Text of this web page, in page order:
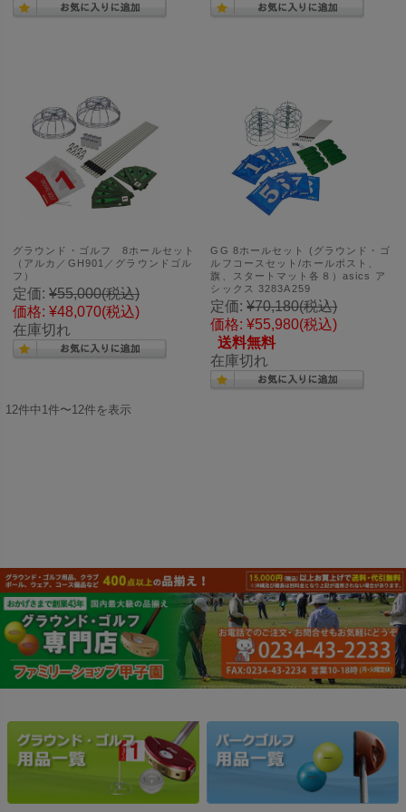
グラウンド・ゴルフ 8ホールセット
（アルカ／GH901／グラウンドゴル
フ）
定価: ¥55,000(税込)
価格: ¥48,070(税込)
在庫切れ
GG 8ホールセット (グラウンド・ゴ
ルフコースセット/ホールポスト、
旗、スタートマット各８）asics ア
シックス 3283A259
定価: ¥70,180(税込)
価格: ¥55,980(税込)
送料無料
在庫切れ
12件中1件〜12件を表示